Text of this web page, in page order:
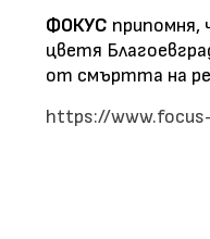
ФОКУС припомня,
цветя
от смъртта на
https://